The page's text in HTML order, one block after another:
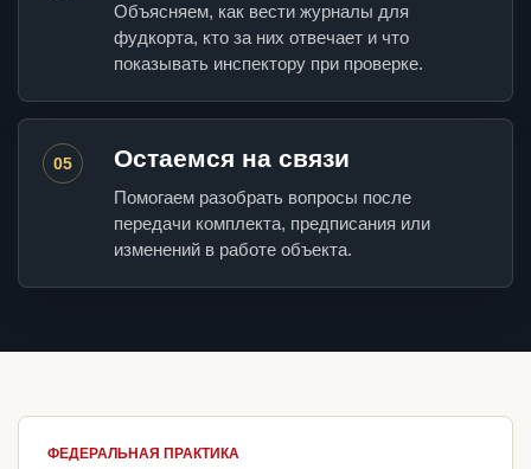
Объясняем, как вести журналы для
фудкорта, кто за них отвечает и что
показывать инспектору при проверке.
05 Остаемся на связи
Помогаем разобрать вопросы после
передачи комплекта, предписания или
изменений в работе объекта.
ФЕДЕРАЛЬНАЯ ПРАКТИКА